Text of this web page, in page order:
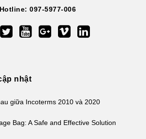
Hotline: 097-5977-006
nhật
giữa Incoterms 2010 và 2020
Bag: A Safe and Effective Solution